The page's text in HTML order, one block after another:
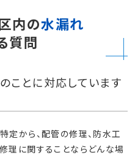
内の水漏れ
質問
ことに対応しています
定から、配管の修理、防水工
理に関することならどんな場